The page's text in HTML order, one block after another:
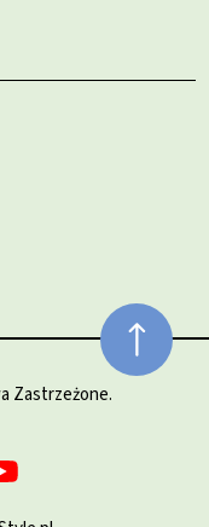
Zastrzeżone.